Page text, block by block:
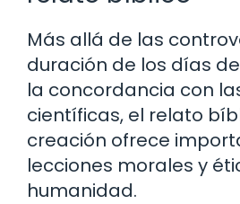
Más allá de las
duración de los días
la concordancia con
científicas, el relato
creación ofrece
lecciones morales y
humanidad.